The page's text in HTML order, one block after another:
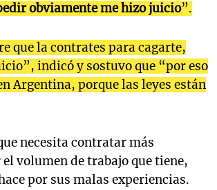
obviamente me hizo juicio”.
que la contrates para cagarte,
indicó y sostuvo que “por eso
Argentina, porque las leyes están
necesita contratar más
volumen de trabajo que tiene,
por sus malas experiencias.